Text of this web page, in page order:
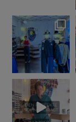
EXTRA NEDSAT på
UdsalgsSagerne -
kom ind og find...
2
Heldragten fra
@klitmollercollective
til 1399kr i...